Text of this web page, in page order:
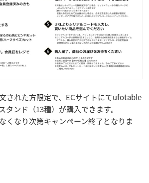
された方限定で、ECサイトにてufotable
タンド（13種）が購入できます。
くなり次第キャンペーン終了となりま